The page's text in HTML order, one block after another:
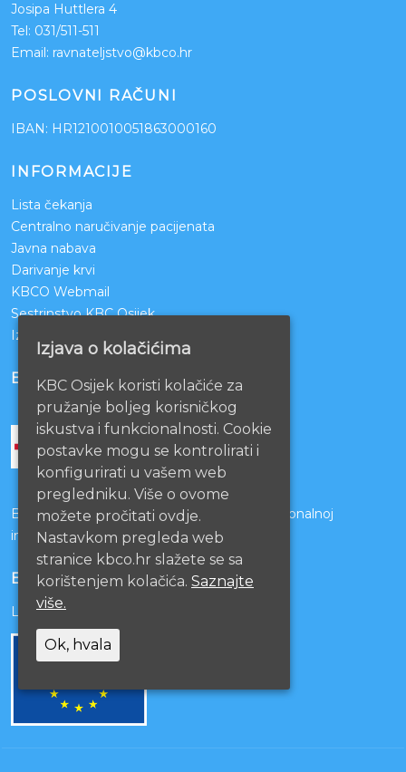
Josipa Huttlera 4
Tel: 031/511-511
Email: ravnateljstvo@kbco.hr
POSLOVNI RAČUNI
IBAN: HR1210010051863000160
INFORMACIJE
Lista čekanja
Centralno naručivanje pacijenata
Javna nabava
Darivanje krvi
KBCO Webmail
Sestrinstvo KBC Osijek
Izjava o pristupačnosti mrežnih stranica
BOLNICE PARTNERI
Bolnice s kojima je potpisan ugovor o funkcionalnoj
integraciji
EU PROJEKTI
Lista projekata
Izjava o kolačićima
KBC Osijek koristi kolačiće za
pružanje boljeg korisničkog
iskustva i funkcionalnosti. Cookie
postavke mogu se kontrolirati i
konfigurirati u vašem web
pregledniku. Više o ovome
možete pročitati ovdje.
Nastavkom pregleda web
stranice kbco.hr slažete se sa
korištenjem kolačića. Saznajte
više.
Ok, hvala